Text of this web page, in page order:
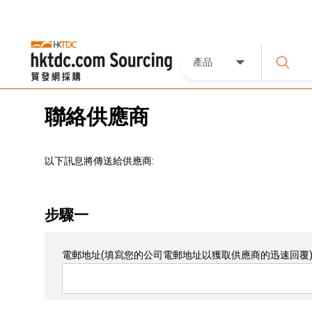
產品
聯絡供應商
以下訊息將傳送給供應商:
步驟一
電郵地址(填寫您的公司電郵地址以獲取供應商的迅速回覆)